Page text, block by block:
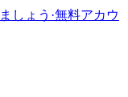
しょう ·無料アカウ